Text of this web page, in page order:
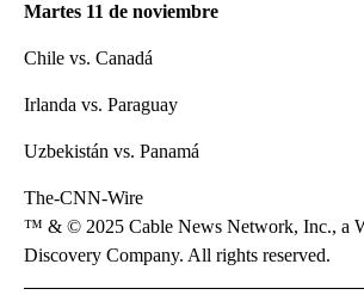
Martes 11 de noviembre
Chile vs. Canadá
Irlanda vs. Paraguay
Uzbekistán vs. Panamá
The-CNN-Wire
™ & © 2025 Cable News Network, Inc., a
Discovery Company. All rights reserved.